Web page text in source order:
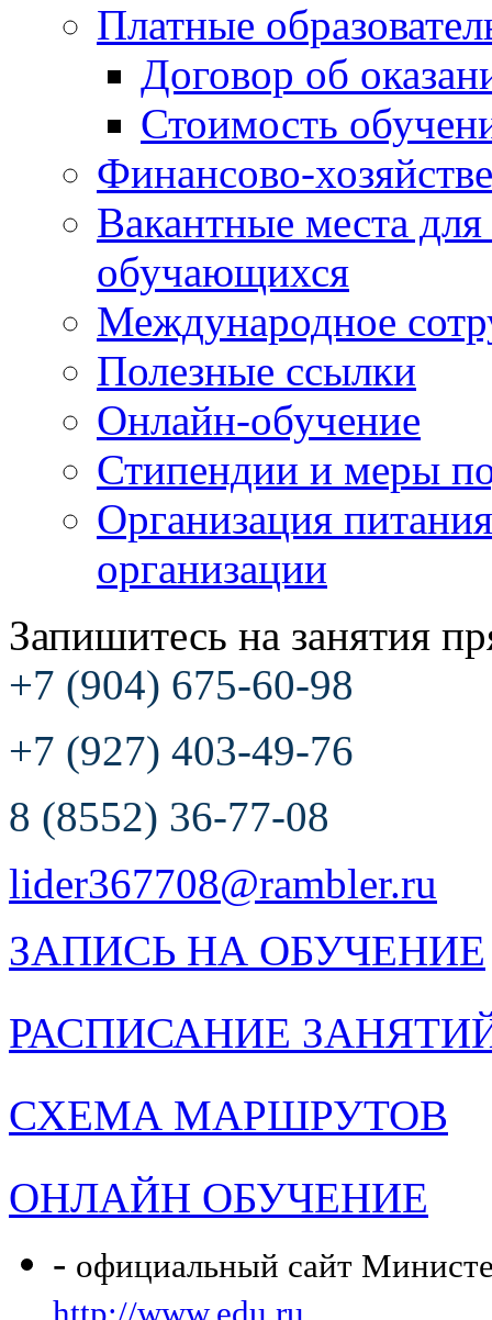
Платные
Договор об
Стоимость
Финансово-
Вакантные места
обучающихся
Международное
Полезные ссылки
Онлайн-обучение
Стипендии и меры
Организация
организации
Запишитесь на занятия
+7 (904) 675-60-98
+7 (927) 403-49-76
8 (8552) 36-77-08
lider367708@rambler.ru
ЗАПИСЬ НА ОБУЧЕНИЕ
РАСПИСАНИЕ
СХЕМА МАРШРУТОВ
ОНЛАЙН ОБУЧЕНИЕ
- официальный сайт